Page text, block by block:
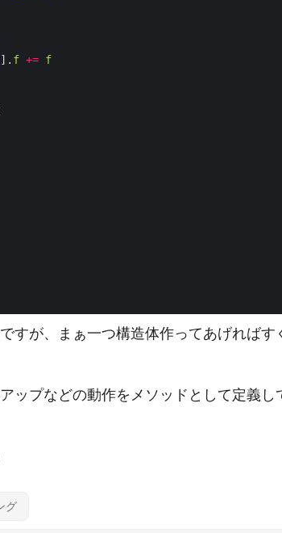
]. f += f
すが、まぁ一つ構造体作ってあげればす
ップなどの動作をメソッドとして定義し
グ